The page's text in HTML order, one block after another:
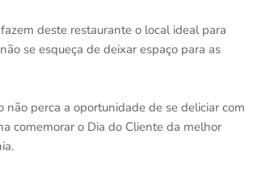
deste restaurante o local ideal para
se esqueça de deixar espaço para as
perca a oportunidade de se deliciar com
comemorar o Dia do Cliente da melhor